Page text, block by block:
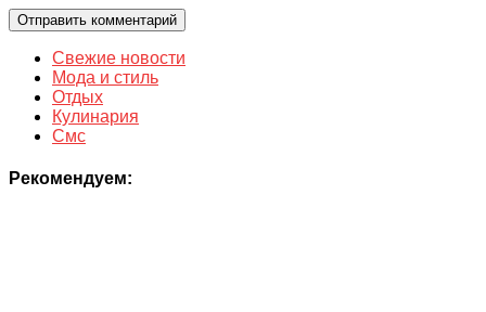
Свежие новости
Мода и стиль
Отдых
Кулинария
Смс
Рекомендуем: